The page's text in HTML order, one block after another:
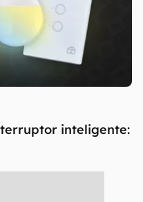
inteligente: